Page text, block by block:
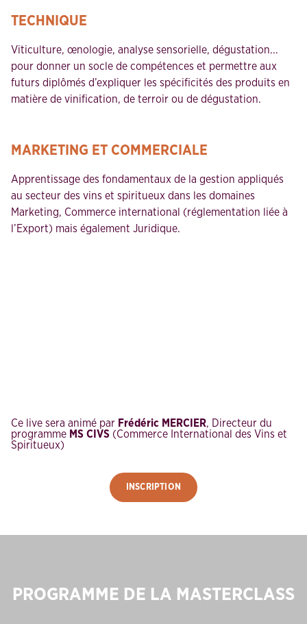
TECHNIQUE
Viticulture, œnologie, analyse sensorielle, dégustation...
pour donner un socle de compétences et permettre aux
futurs diplômés d’expliquer les spécificités des produits en
matière de vinification, de terroir ou de dégustation.
MARKETING ET COMMERCIALE
Apprentissage des fondamentaux de la gestion appliqués
au secteur des vins et spiritueux dans les domaines
Marketing, Commerce international (réglementation liée à
l’Export) mais également Juridique.
Ce live sera animé par Frédéric MERCIER, Directeur du
programme MS CIVS (Commerce International des Vins et
Spiritueux)
INSCRIPTION
PROGRAMME DE LA MASTERCLASS